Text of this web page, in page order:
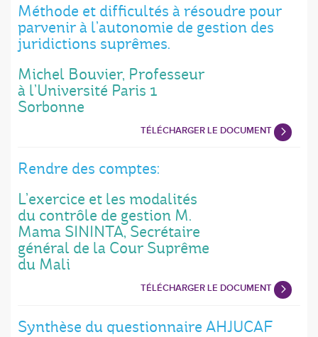
Méthode et difficultés à résoudre pour
parvenir à l’autonomie de gestion des
juridictions suprêmes.
Michel Bouvier, Professeur
à l’Université Paris 1
Sorbonne
TÉLÉCHARGER LE DOCUMENT
Rendre des comptes:
L’exercice et les modalités
du contrôle de gestion M.
Mama SININTA, Secrétaire
général de la Cour Suprême
du Mali
TÉLÉCHARGER LE DOCUMENT
Synthèse du questionnaire AHJUCAF